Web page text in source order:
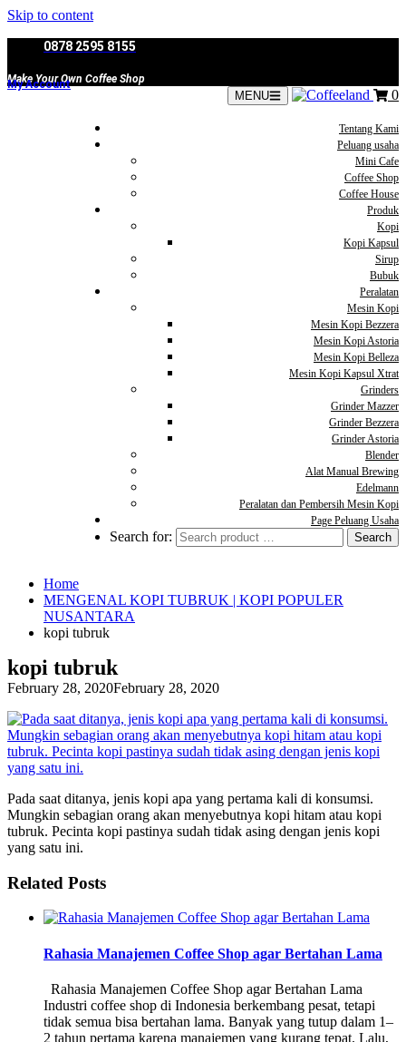
Skip to content
0878 2595 8155
Make Your Own Coffee Shop
My Account
MENU 0
Tentang Kami
Peluang usaha
Mini Cafe
Coffee Shop
Coffee House
Produk
Kopi
Kopi Kapsul
Sirup
Bubuk
Peralatan
Mesin Kopi
Mesin Kopi Bezzera
Mesin Kopi Astoria
Mesin Kopi Belleza
Mesin Kopi Kapsul Xtrat
Grinders
Grinder Mazzer
Grinder Bezzera
Grinder Astoria
Blender
Alat Manual Brewing
Edelmann
Peralatan dan Pembersih Mesin Kopi
Page Peluang Usaha
Search for:
Home
MENGENAL KOPI TUBRUK | KOPI POPULER
NUSANTARA
kopi tubruk
kopi tubruk
February 28, 2020February 28, 2020
Pada saat ditanya, jenis kopi apa yang pertama kali di konsumsi.
Mungkin sebagian orang akan menyebutnya kopi hitam atau kopi
tubruk. Pecinta kopi pastinya sudah tidak asing dengan jenis kopi
yang satu ini.
Related Posts
Rahasia Manajemen Coffee Shop agar Bertahan Lama
Rahasia Manajemen Coffee Shop agar Bertahan Lama
Industri coffee shop di Indonesia berkembang pesat, tetapi
tidak semua bisa bertahan lama. Banyak yang tutup dalam 1–
2 tahun pertama karena manajemen yang kurang tepat. Lalu,